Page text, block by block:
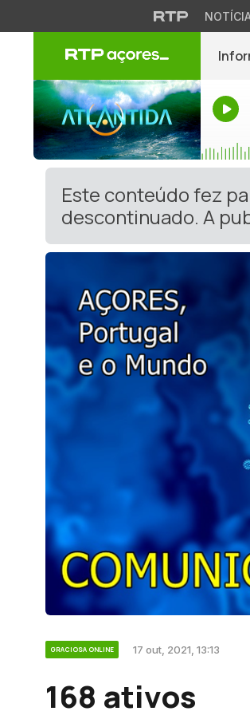
Este conteúdo fez
descontinuado. A
GRACIOSA ONLINE 17 out, 2021, 13:13
168 ativos